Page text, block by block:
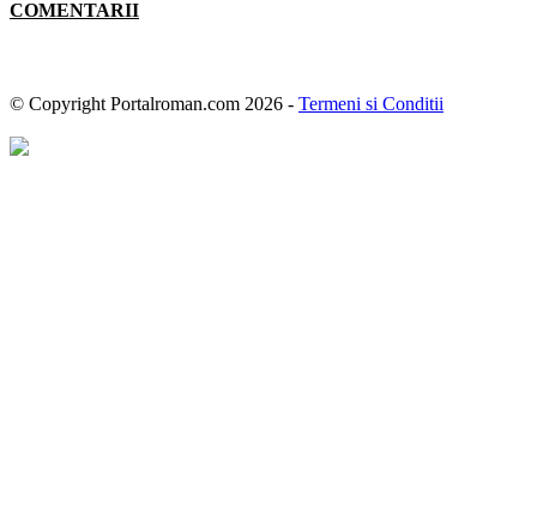
COMENTARII
© Copyright Portalroman.com 2026 - Termeni si Conditii